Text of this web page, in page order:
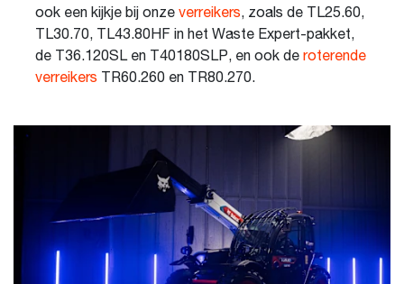
ook een kijkje bij onze verreikers, zoals de TL25.60,
TL30.70, TL43.80HF in het Waste Expert-pakket,
de T36.120SL en T40180SLP, en ook de roterende
verreikers TR60.260 en TR80.270.